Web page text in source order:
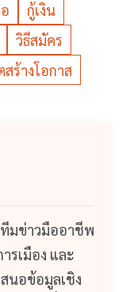
กู้เงิน
วิธีสมัคร
ร้างโอกาส
ทีมข่าวมืออาชีพ
รเมือง และ
นอข้อมูลเชิง